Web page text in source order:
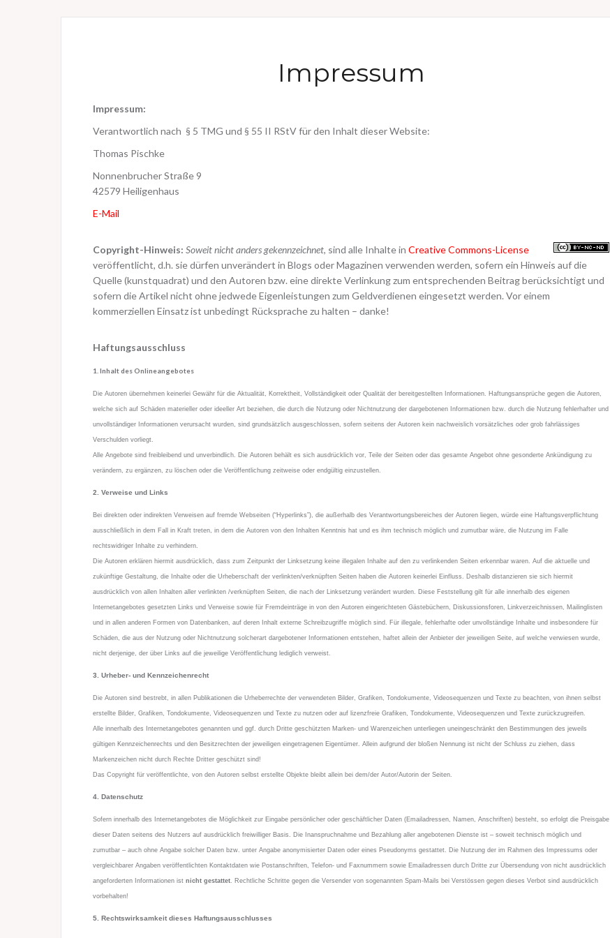
Impressum
Impressum:
Verantwortlich nach § 5 TMG und § 55 II RStV für den Inhalt dieser Website:
Thomas Pischke
Nonnenbrucher Straße 9
42579 Heiligenhaus
E-Mail
Copyright-Hinweis: Soweit nicht anders gekennzeichnet, sind alle Inhalte in Creative Commons-License
veröffentlicht, d.h. sie dürfen unverändert in Blogs oder Magazinen verwenden werden, sofern ein Hinweis auf die
Quelle (kunstquadrat) und den Autoren bzw. eine direkte Verlinkung zum entsprechenden Beitrag berücksichtigt und
sofern die Artikel nicht ohne jedwede Eigenleistungen zum Geldverdienen eingesetzt werden. Vor einem
kommerziellen Einsatz ist unbedingt Rücksprache zu halten – danke!
Haftungsausschluss
1. Inhalt des Onlineangebotes
Die Autoren übernehmen keinerlei Gewähr für die Aktualität, Korrektheit, Vollständigkeit oder Qualität der bereitgestellten Informationen. Haftungsansprüche gegen die Autoren,
welche sich auf Schäden materieller oder ideeller Art beziehen, die durch die Nutzung oder Nichtnutzung der dargebotenen Informationen bzw. durch die Nutzung fehlerhafter und
unvollständiger Informationen verursacht wurden, sind grundsätzlich ausgeschlossen, sofern seitens der Autoren kein nachweislich vorsätzliches oder grob fahrlässiges
Verschulden vorliegt.
Alle Angebote sind freibleibend und unverbindlich. Die Autoren behält es sich ausdrücklich vor, Teile der Seiten oder das gesamte Angebot ohne gesonderte Ankündigung zu
verändern, zu ergänzen, zu löschen oder die Veröffentlichung zeitweise oder endgültig einzustellen.
2. Verweise und Links
Bei direkten oder indirekten Verweisen auf fremde Webseiten (“Hyperlinks”), die außerhalb des Verantwortungsbereiches der Autoren liegen, würde eine Haftungsverpflichtung
ausschließlich in dem Fall in Kraft treten, in dem die Autoren von den Inhalten Kenntnis hat und es ihm technisch möglich und zumutbar wäre, die Nutzung im Falle
rechtswidriger Inhalte zu verhindern.
Die Autoren erklären hiermit ausdrücklich, dass zum Zeitpunkt der Linksetzung keine illegalen Inhalte auf den zu verlinkenden Seiten erkennbar waren. Auf die aktuelle und
zukünftige Gestaltung, die Inhalte oder die Urheberschaft der verlinkten/verknüpften Seiten haben die Autoren keinerlei Einfluss. Deshalb distanzieren sie sich hiermit
ausdrücklich von allen Inhalten aller verlinkten /verknüpften Seiten, die nach der Linksetzung verändert wurden. Diese Feststellung gilt für alle innerhalb des eigenen
Internetangebotes gesetzten Links und Verweise sowie für Fremdeinträge in von den Autoren eingerichteten Gästebüchern, Diskussionsforen, Linkverzeichnissen, Mailinglisten
und in allen anderen Formen von Datenbanken, auf deren Inhalt externe Schreibzugriffe möglich sind. Für illegale, fehlerhafte oder unvollständige Inhalte und insbesondere für
Schäden, die aus der Nutzung oder Nichtnutzung solcherart dargebotener Informationen entstehen, haftet allein der Anbieter der jeweiligen Seite, auf welche verwiesen wurde,
nicht derjenige, der über Links auf die jeweilige Veröffentlichung lediglich verweist.
3. Urheber- und Kennzeichenrecht
Die Autoren sind bestrebt, in allen Publikationen die Urheberrechte der verwendeten Bilder, Grafiken, Tondokumente, Videosequenzen und Texte zu beachten, von ihnen selbst
erstellte Bilder, Grafiken, Tondokumente, Videosequenzen und Texte zu nutzen oder auf lizenzfreie Grafiken, Tondokumente, Videosequenzen und Texte zurückzugreifen.
Alle innerhalb des Internetangebotes genannten und ggf. durch Dritte geschützten Marken- und Warenzeichen unterliegen uneingeschränkt den Bestimmungen des jeweils
gültigen Kennzeichenrechts und den Besitzrechten der jeweiligen eingetragenen Eigentümer. Allein aufgrund der bloßen Nennung ist nicht der Schluss zu ziehen, dass
Markenzeichen nicht durch Rechte Dritter geschützt sind!
Das Copyright für veröffentlichte, von den Autoren selbst erstellte Objekte bleibt allein bei dem/der Autor/Autorin der Seiten.
4. Datenschutz
Sofern innerhalb des Internetangebotes die Möglichkeit zur Eingabe persönlicher oder geschäftlicher Daten (Emailadressen, Namen, Anschriften) besteht, so erfolgt die Preisgabe
dieser Daten seitens des Nutzers auf ausdrücklich freiwilliger Basis. Die Inanspruchnahme und Bezahlung aller angebotenen Dienste ist – soweit technisch möglich und
zumutbar – auch ohne Angabe solcher Daten bzw. unter Angabe anonymisierter Daten oder eines Pseudonyms gestattet. Die Nutzung der im Rahmen des Impressums oder
vergleichbarer Angaben veröffentlichten Kontaktdaten wie Postanschriften, Telefon- und Faxnummern sowie Emailadressen durch Dritte zur Übersendung von nicht ausdrücklich
angeforderten Informationen ist nicht gestattet. Rechtliche Schritte gegen die Versender von sogenannten Spam-Mails bei Verstössen gegen dieses Verbot sind ausdrücklich
vorbehalten!
5. Rechtswirksamkeit dieses Haftungsausschlusses